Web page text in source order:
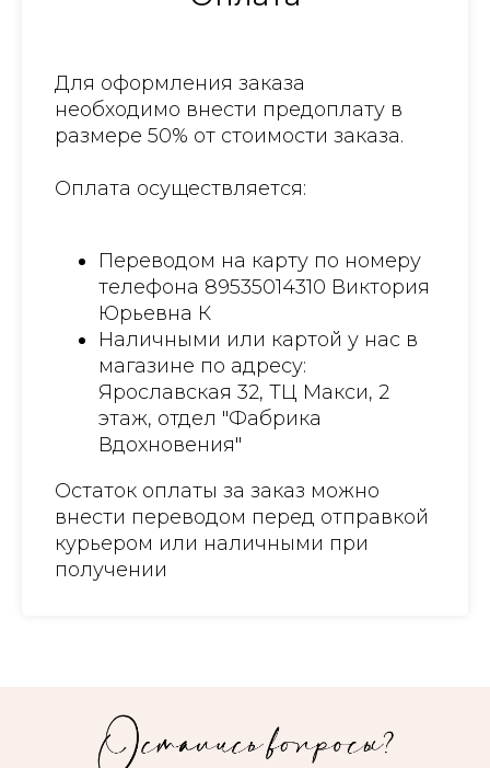
Для оформления заказа
необходимо внести предоплату в
размере 50% от стоимости заказа.
Оплата осуществляется:
Переводом на карту по номеру
телефона 89535014310 Виктория
Юрьевна К
Наличными или картой у нас в
магазине по адресу:
Ярославская 32, ТЦ Макси, 2
этаж, отдел "Фабрика
Вдохновения"
Остаток оплаты за заказ можно
внести переводом перед отправкой
курьером или наличными при
получении